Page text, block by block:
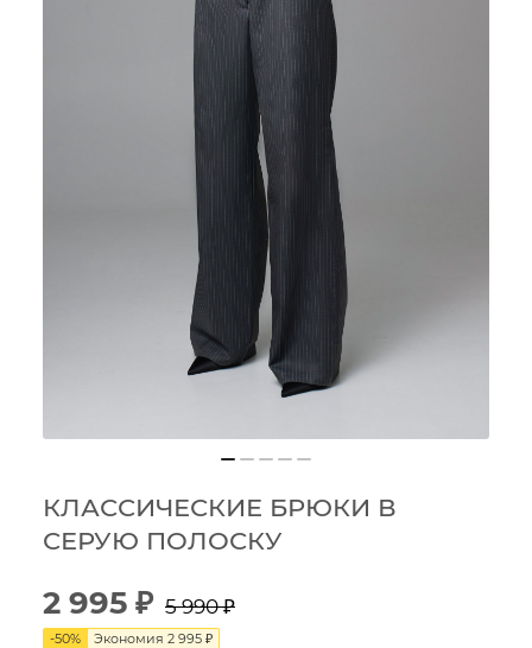
КЛАССИЧЕСКИЕ БРЮКИ В
СЕРУЮ ПОЛОСКУ
2 995 ₽ 5 990₽
-50% Экономия 2 995 ₽